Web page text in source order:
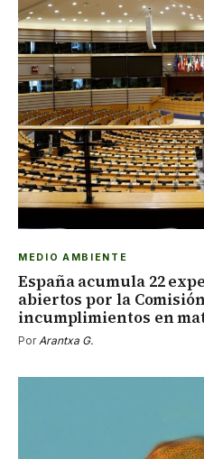
MEDIO AMBIENTE
España acumula 22
abiertos por la
incumplimientos en
PorArantxa G.